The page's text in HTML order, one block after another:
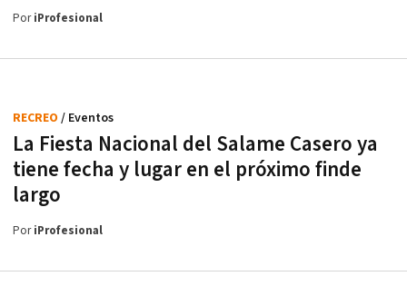
PoriProfesional
La Fiesta Nacional del Salame Casero ya
tiene fecha y lugar en el próximo finde
largo
RECREO / Eventos
PoriProfesional